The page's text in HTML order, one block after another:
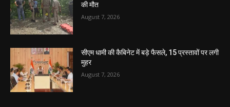
की मौत
August 7, 2026
सीएम धामी की कैबिनेट में बड़े फैसले, 15 प्रस्तावों पर लगी
मुहर
August 7, 2026